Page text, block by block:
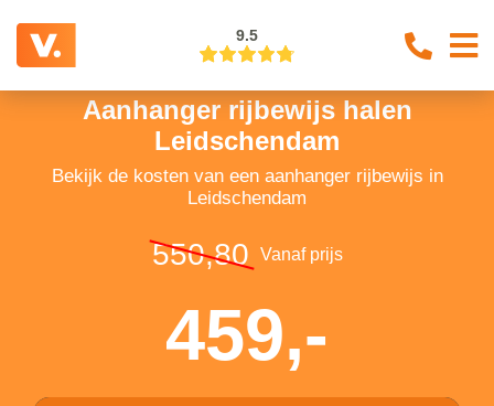
9.5
Aanhanger rijbewijs halen
Leidschendam
Bekijk de kosten van een aanhanger rijbewijs in
Leidschendam
550,80 Vanaf prijs
459,-